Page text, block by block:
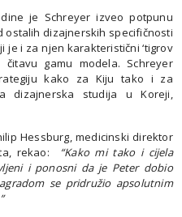
je Schreyer izveo potpunu
ostalih dizajnerskih specifičnosti
je i za njen karakteristični ‘tigrov
gamu modela. Schreyer
kako za Kiju tako i za
studija u Koreji,
Hessburg, medicinski direktor
rekao:
“Kako mi tako i cijela
i ponosni da je Peter dobio
se pridružio apsolutnim